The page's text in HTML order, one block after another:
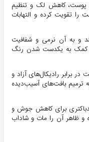
پوست، کاهش لک و تنظیم
تقویت کرده و التهابات
و به آن نرمی و شفافیت
کمک به یکدست شدن رنگ
برابر رادیکال‌های آزاد و
بافت‌های آسیب‌دیده
برای کاهش جوش و
ظاهر آن را مات و شاداب